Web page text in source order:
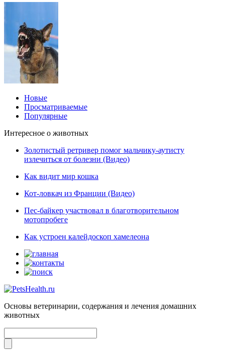
Новые
Просматриваемые
Популярные
Интересное о животных
Золотистый ретривер помог мальчику-аутисту
излечиться от болезни (Видео)
Как видит мир кошка
Кот-ловкач из Франции (Видео)
Пес-байкер участвовал в благотворительном
мотопробеге
Как устроен калейдоскоп хамелеона
Основы ветеринарии, содержания и лечения домашних
животных